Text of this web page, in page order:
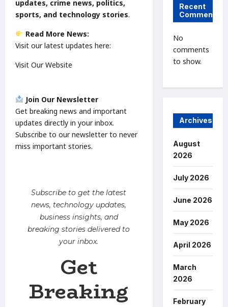
updates, crime news, politics,
sports, and technology stories.
Read More News:
Visit our latest updates here:
Visit Our Website
Join Our Newsletter
Get breaking news and important
updates directly in your inbox.
Subscribe to our newsletter to never
miss important stories.
Subscribe to get the latest
news, technology updates,
business insights, and
breaking stories delivered to
your inbox.
Get
Breaking
Recent
Comments
No
comments
to show.
Archives
August
2026
July 2026
June 2026
May 2026
April 2026
March
2026
February